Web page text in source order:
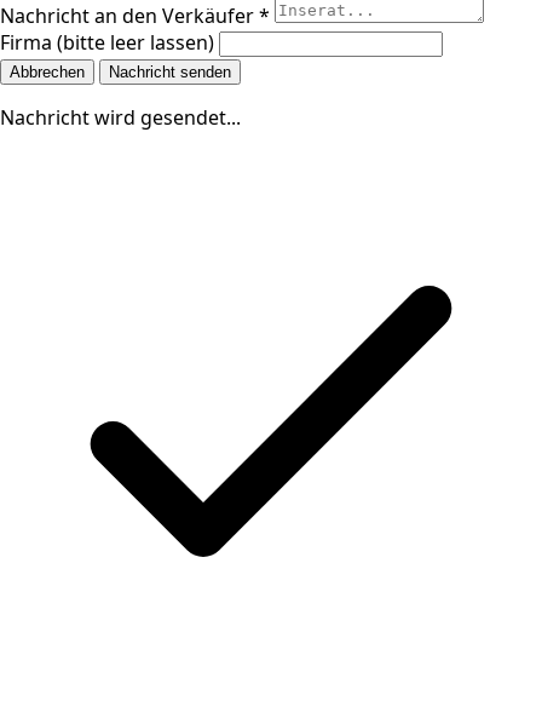
Nachricht an den Verkäufer *
Firma (bitte leer lassen)
Abbrechen Nachricht senden
Nachricht wird gesendet...